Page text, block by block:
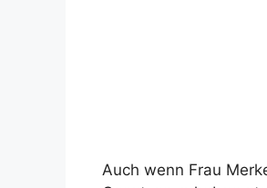
Auch wenn Frau